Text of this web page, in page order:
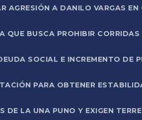
A DANILO VARGAS EN
QUE BUSCA PROHIBIR
SOCIAL E INCREMENTO DE
PARA OBTENER
LA UNA PUNO Y EXIGEN